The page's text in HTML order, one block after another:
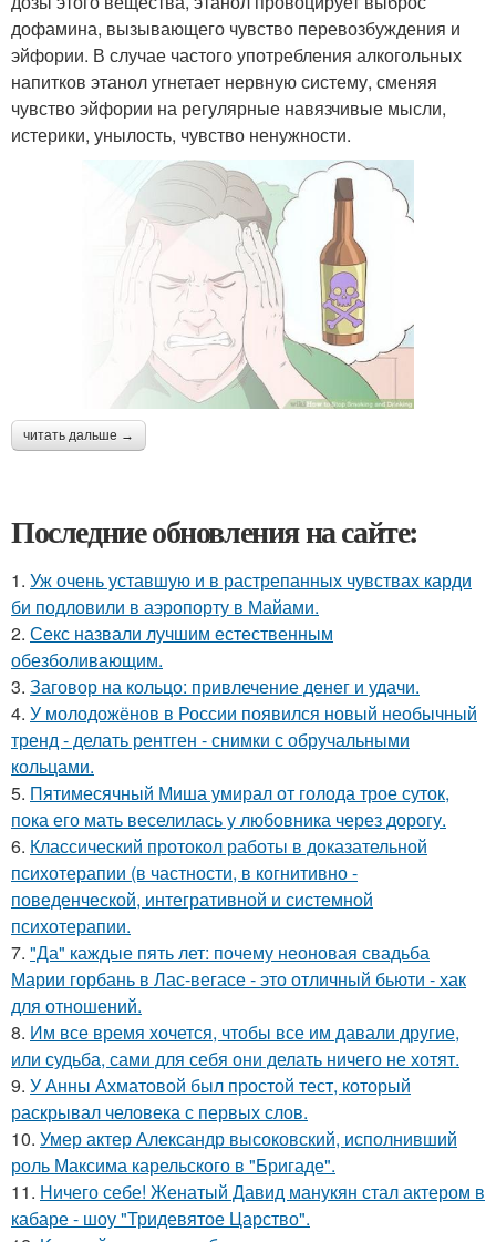
дофамина, вызывающего чувство перевозбуждения и
эйфории. В случае частого употребления алкогольных
напитков этанол угнетает нервную систему, сменяя
чувство эйфории на регулярные навязчивые мысли,
истерики, унылость, чувство ненужности.
читать дальше →
Последние обновления на сайте:
1. Уж очень уставшую и в растрепанных чувствах карди
би подловили в аэропорту в Майами.
2. Секс назвали лучшим естественным
обезболивающим.
3. Заговор на кольцо: привлечение денег и удачи.
4. У молодожёнов в России появился новый необычный
тренд - делать рентген - снимки с обручальными
кольцами.
5. Пятимесячный Миша умирал от голода трое суток,
пока его мать веселилась у любовника через дорогу.
6. Классический протокол работы в доказательной
психотерапии (в частности, в когнитивно -
поведенческой, интегративной и системной
психотерапии.
7. "Да" каждые пять лет: почему неоновая свадьба
Марии горбань в Лас-вегасе - это отличный бьюти - хак
для отношений.
8. Им все время хочется, чтобы все им давали другие,
или судьба, сами для себя они делать ничего не хотят.
9. У Анны Ахматовой был простой тест, который
раскрывал человека с первых слов.
10. Умер актер Александр высоковский, исполнивший
роль Максима карельского в "Бригаде".
11. Ничего себе! Женатый Давид манукян стал актером в
кабаре - шоу "Тридевятое Царство".